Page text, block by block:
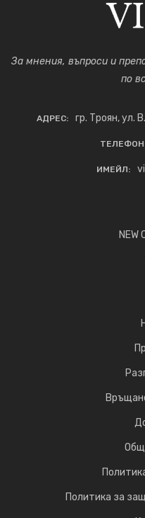
За мнения, въпроси и
по
АДРЕС: гр. Троян, ул.
ИМЕЙЛ:
NEW
Политика за